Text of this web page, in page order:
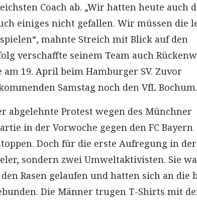
Coach ab. „Wir hatten heute auch
einiges nicht gefallen. Wir müssen die
mahnte Streich mit Blick auf den
verschaffte seinem Team auch
19. April beim Hamburger SV. Zuvor
Samstag noch den VfL Bochum.
abgelehnte Protest wegen des Münchner
in der Vorwoche gegen den FC Bayern
Doch für die erste Aufregung in
sondern zwei Umweltaktivisten. Sie
Rasen gelaufen und hatten sich an die
Die Männer trugen T-Shirts mit